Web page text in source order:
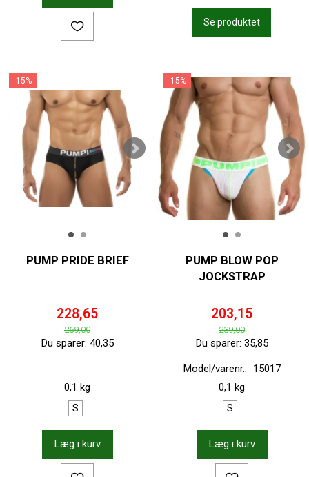
Se produktet
-15%
PUMP PRIDE BRIEF
228,65
269,00
Du sparer: 40,35
0,1 kg
S
Læg i kurv
-15%
PUMP BLOW POP
JOCKSTRAP
203,15
239,00
Du sparer: 35,85
Model/varenr.:
15017
0,1 kg
S
Læg i kurv